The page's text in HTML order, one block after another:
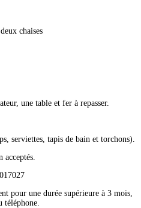
chaises
une table et fer à repasser.
serviettes, tapis de bain et torchons).
pour une durée supérieure à 3 mois,
téléphone.